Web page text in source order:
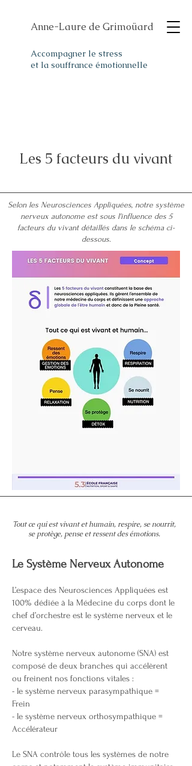
Anne-Laure de Grimoüard
Accompagner le stress
et la souffrance émotionnelle
Les 5 facteurs du vivant
Selon les Neurosciences Appliquées, notre système
nerveux autonome est sous l'influence des 5
facteurs du vivant détaillés dans le schéma ci-
dessous.
Tout ce qui est vivant et humain, respire, se nourrit,
se protège, pense et ressent des émotions.
Le Système Nerveux Autonome
L’espace des Neurosciences Appliquées est
100% dédiée à la Médecine du corps dont le
chef d’orchestre est le système nerveux et le
cerveau.
Notre système nerveux autonome (SNA) est
composé de deux branches qui accélèrent
ou freinent nos fonctions vitales :
- le système nerveux parasympathique =
Frein
- le système nerveux orthosympathique =
Accélérateur
Le SNA contrôle tous les systèmes de notre